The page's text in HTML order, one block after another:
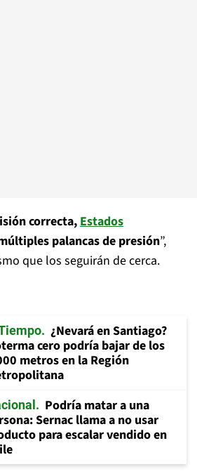
correcta,Estados
palancas de presión”,
que los seguirán de cerca.
¿Nevará en Santiago?
cero podría bajar de los
metros en la Región
Podría matar a una
Sernac llama a no usar
para escalar vendido en